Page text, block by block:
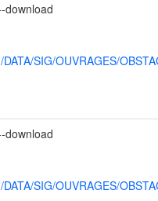
download
SIG/OUVRAGES/
download
SIG/OUVRAGES/